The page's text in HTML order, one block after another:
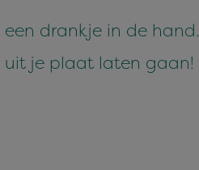
drankje in de hand.
uit je plaat laten gaan!